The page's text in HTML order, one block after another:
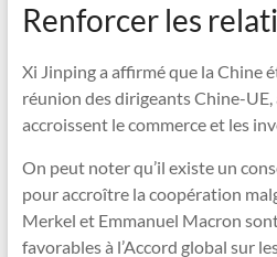
Renforcer les
Xi Jinping a affirmé que la Chine
réunion des dirigeants Chine-
accroissent le commerce et les
On peut noter qu’il existe un
pour accroître la coopération
Merkel et Emmanuel Macron
favorables à l’Accord global sur